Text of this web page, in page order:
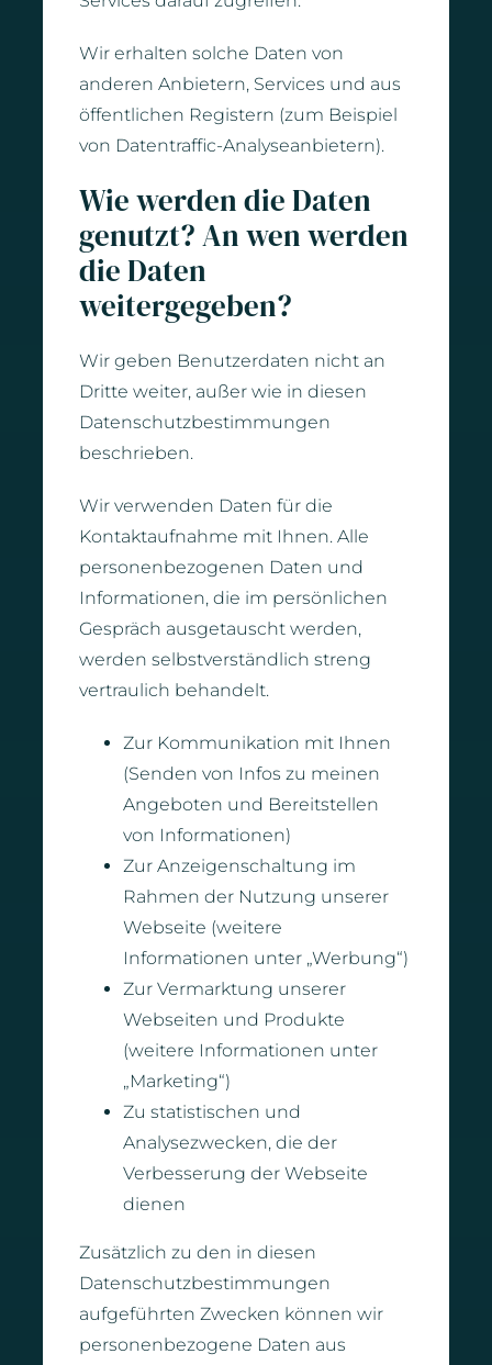
Wir erhalten solche Daten von
anderen Anbietern, Services und aus
öffentlichen Registern (zum Beispiel
von Datentraffic-Analyseanbietern).
Wie werden die Daten
genutzt? An wen werden
die Daten
weitergegeben?
Wir geben Benutzerdaten nicht an
Dritte weiter, außer wie in diesen
Datenschutzbestimmungen
beschrieben.
Wir verwenden Daten für die
Kontaktaufnahme mit Ihnen. Alle
personenbezogenen Daten und
Informationen, die im persönlichen
Gespräch ausgetauscht werden,
werden selbstverständlich streng
vertraulich behandelt.
Zur Kommunikation mit Ihnen
(Senden von Infos zu meinen
Angeboten und Bereitstellen
von Informationen)
Zur Anzeigenschaltung im
Rahmen der Nutzung unserer
Webseite (weitere
Informationen unter „Werbung“)
Zur Vermarktung unserer
Webseiten und Produkte
(weitere Informationen unter
„Marketing“)
Zu statistischen und
Analysezwecken, die der
Verbesserung der Webseite
dienen
Zusätzlich zu den in diesen
Datenschutzbestimmungen
aufgeführten Zwecken können wir
personenbezogene Daten aus